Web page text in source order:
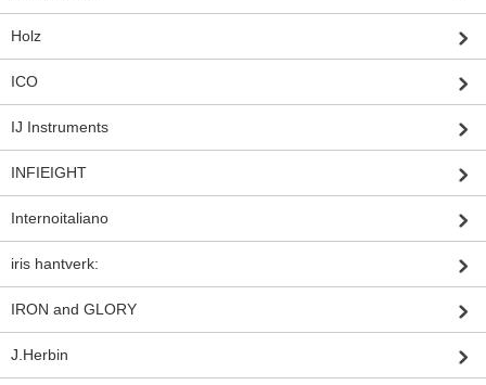
Holz
ICO
IJ Instruments
INFIEIGHT
Internoitaliano
iris hantverk:
IRON and GLORY
J.Herbin